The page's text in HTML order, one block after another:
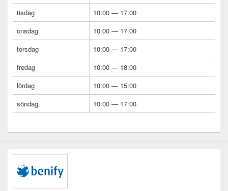
tisdag
10:00 — 17:00
onsdag
10:00 — 17:00
torsdag
10:00 — 17:00
fredag
10:00 — 18:00
lördag
10:00 — 15:00
söndag
10:00 — 17:00